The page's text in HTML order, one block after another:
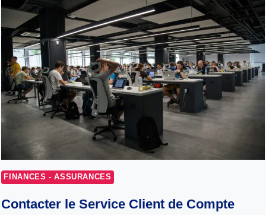
FINANCES - ASSURANCES
Contacter le Service Client de Compte